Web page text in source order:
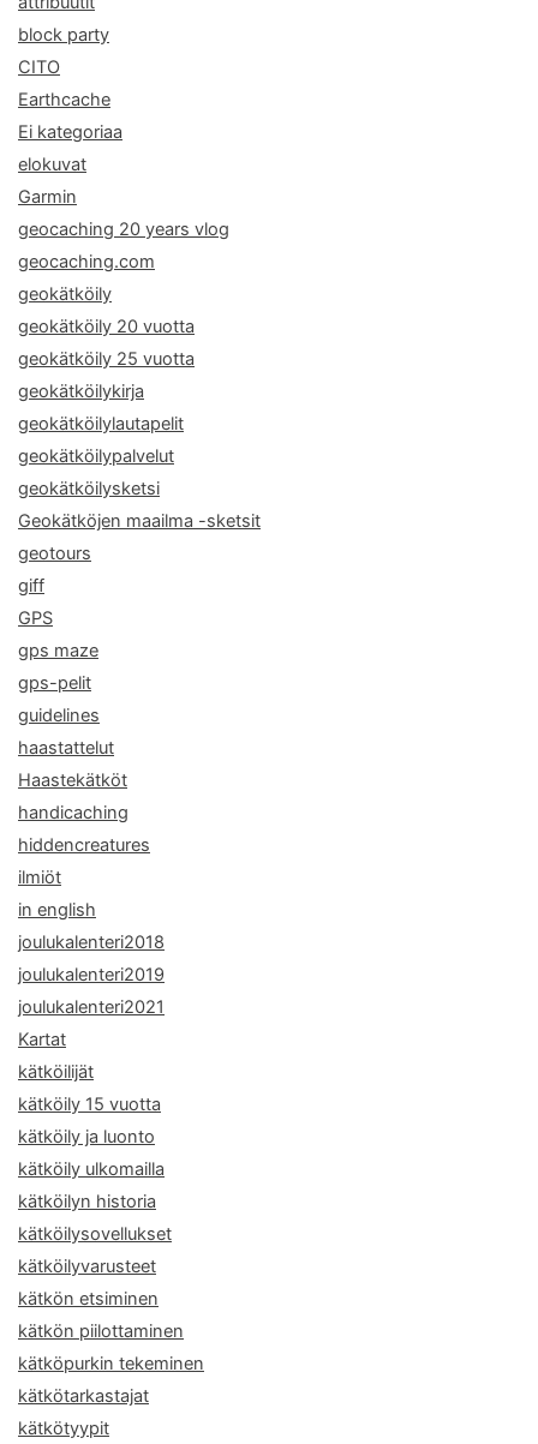
block party
CITO
Earthcache
Ei kategoriaa
elokuvat
Garmin
geocaching 20 years vlog
geocaching.com
geokätköily
geokätköily 20 vuotta
geokätköily 25 vuotta
geokätköilykirja
geokätköilylautapelit
geokätköilypalvelut
geokätköilysketsi
Geokätköjen maailma -sketsit
geotours
giff
GPS
gps maze
gps-pelit
guidelines
haastattelut
Haastekätköt
handicaching
hiddencreatures
ilmiöt
in english
joulukalenteri2018
joulukalenteri2019
joulukalenteri2021
Kartat
kätköilijät
kätköily 15 vuotta
kätköily ja luonto
kätköily ulkomailla
kätköilyn historia
kätköilysovellukset
kätköilyvarusteet
kätkön etsiminen
kätkön piilottaminen
kätköpurkin tekeminen
kätkötarkastajat
kätkötyypit